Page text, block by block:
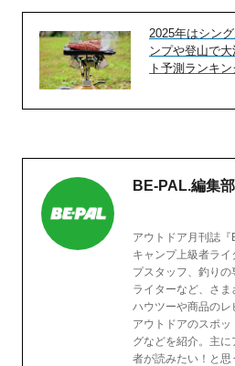
2025年はシン
ンプや登山で
ト予測ランキン
BE-PAL.編集部
アウトドア月刊誌『
キャンプ上級者ラ
プスタッフ、釣り
ライターなど、さま
ハウツーや商品の
アウトドアのスポ
グなどを紹介。主
者が読みたい！と